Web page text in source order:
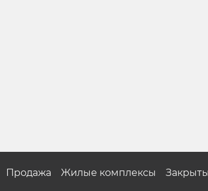
Продажа Жилые комплексы